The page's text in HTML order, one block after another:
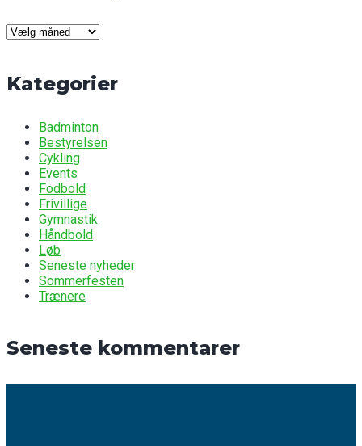
Seneste
Kategorier
Badminton
Bestyrelsen
Cykling
Events
Fodbold
Frivillige
Gymnastik
Håndbold
Løb
Seneste nyheder
Sommerfesten
Trænere
Seneste kommentarer